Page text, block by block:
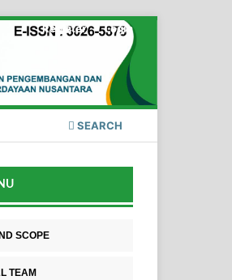
SEARCH
Register Login
SCOPE
TEAM